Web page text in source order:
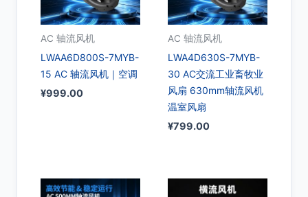
AC 轴流风机
LWAA6D800S-7MYB-
15 AC 轴流风机｜空调
¥999.00
AC 轴流风机
LWA4D630S-7MYB-
30 AC交流工业畜牧业
风扇 630mm轴流风机
温室风扇
¥799.00